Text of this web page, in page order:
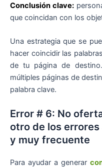
Conclusión clave:
que coincidan con los
Una estrategia que se
hacer coincidir las
de tu página de
múltiples páginas de
palabra clave.
Error # 6: No
otro de los errores
y muy frecuente
Para ayudar a generar